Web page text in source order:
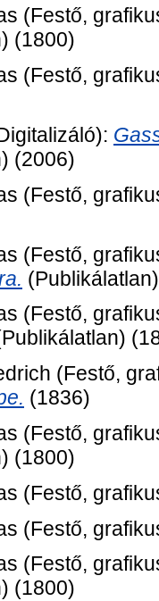
(Festő,
(1800)
(Festő,
(2006)
(Festő,
(Festő,
(Festő,
(Festő,
(1836)
(Festő,
(1800)
(Festő,
(Festő,
(Festő,
(1800)